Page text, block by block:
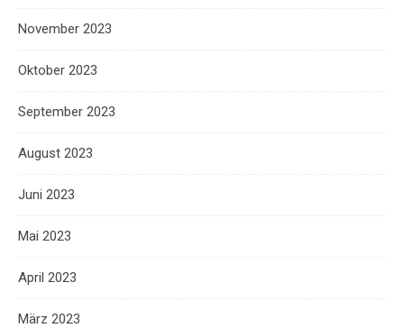
November 2023
Oktober 2023
September 2023
August 2023
Juni 2023
Mai 2023
April 2023
März 2023